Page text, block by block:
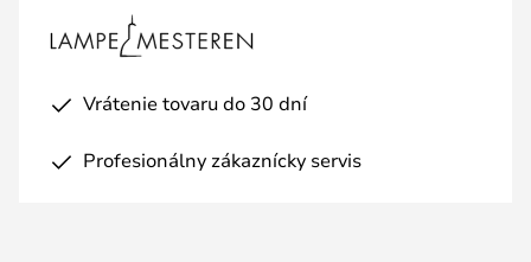
Vrátenie tovaru do 30 dní
Profesionálny zákaznícky servis